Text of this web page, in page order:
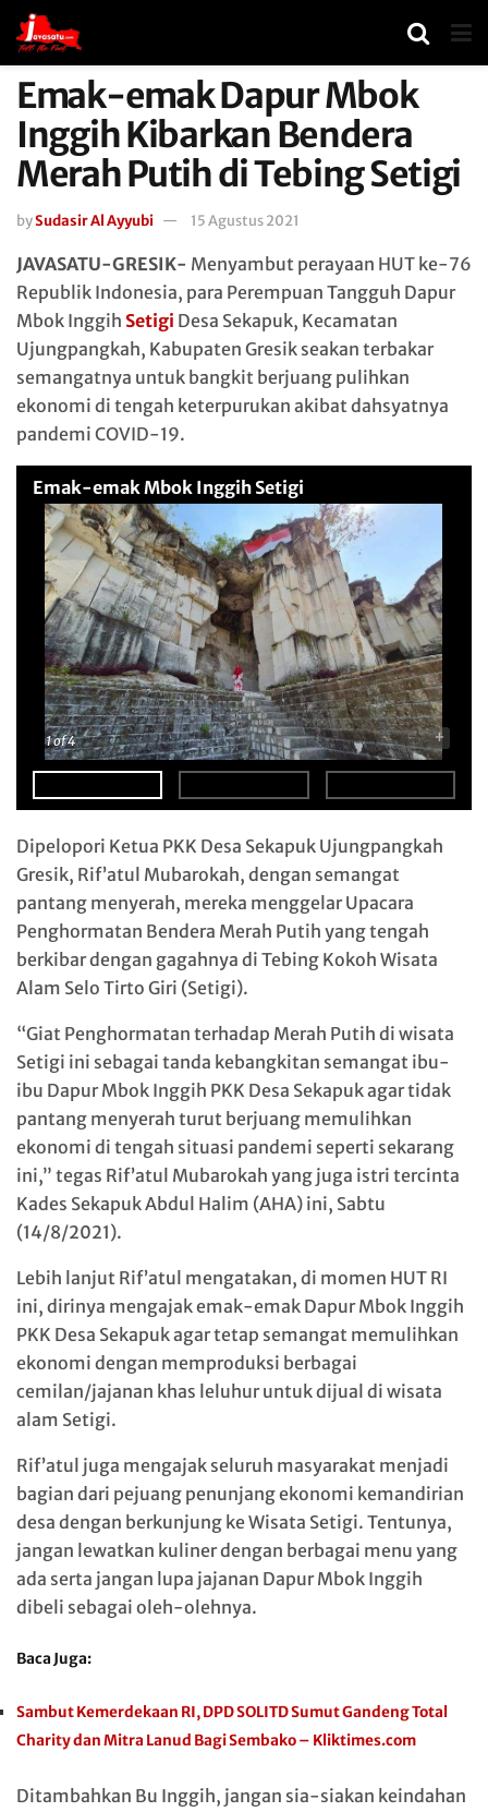
Emak-emak Dapur Mbok
Inggih Kibarkan Bendera
Merah Putih di Tebing Setigi
bySudasir Al Ayyubi 15 Agustus 2021
JAVASATU-GRESIK- Menyambut perayaan HUT ke-76
Republik Indonesia, para Perempuan Tangguh Dapur
Mbok Inggih Setigi Desa Sekapuk, Kecamatan
Ujungpangkah, Kabupaten Gresik seakan terbakar
semangatnya untuk bangkit berjuang pulihkan
ekonomi di tengah keterpurukan akibat dahsyatnya
pandemi COVID-19.
Emak-emak Mbok Inggih Setigi
1of 4 - +
Dipelopori Ketua PKK Desa Sekapuk Ujungpangkah
Gresik, Rif’atul Mubarokah, dengan semangat
pantang menyerah, mereka menggelar Upacara
Penghormatan Bendera Merah Putih yang tengah
berkibar dengan gagahnya di Tebing Kokoh Wisata
Alam Selo Tirto Giri (Setigi).
“Giat Penghormatan terhadap Merah Putih di wisata
Setigi ini sebagai tanda kebangkitan semangat ibu-
ibu Dapur Mbok Inggih PKK Desa Sekapuk agar tidak
pantang menyerah turut berjuang memulihkan
ekonomi di tengah situasi pandemi seperti sekarang
ini,” tegas Rif’atul Mubarokah yang juga istri tercinta
Kades Sekapuk Abdul Halim (AHA) ini, Sabtu
(14/8/2021).
Lebih lanjut Rif’atul mengatakan, di momen HUT RI
ini, dirinya mengajak emak-emak Dapur Mbok Inggih
PKK Desa Sekapuk agar tetap semangat memulihkan
ekonomi dengan memproduksi berbagai
cemilan/jajanan khas leluhur untuk dijual di wisata
alam Setigi.
Rif’atul juga mengajak seluruh masyarakat menjadi
bagian dari pejuang penunjang ekonomi kemandirian
desa dengan berkunjung ke Wisata Setigi. Tentunya,
jangan lewatkan kuliner dengan berbagai menu yang
ada serta jangan lupa jajanan Dapur Mbok Inggih
dibeli sebagai oleh-olehnya.
Baca Juga:
Sambut Kemerdekaan RI, DPD SOLITD Sumut Gandeng Total
Charity dan Mitra Lanud Bagi Sembako – Kliktimes.com
Ditambahkan Bu Inggih, jangan sia-siakan keindahan